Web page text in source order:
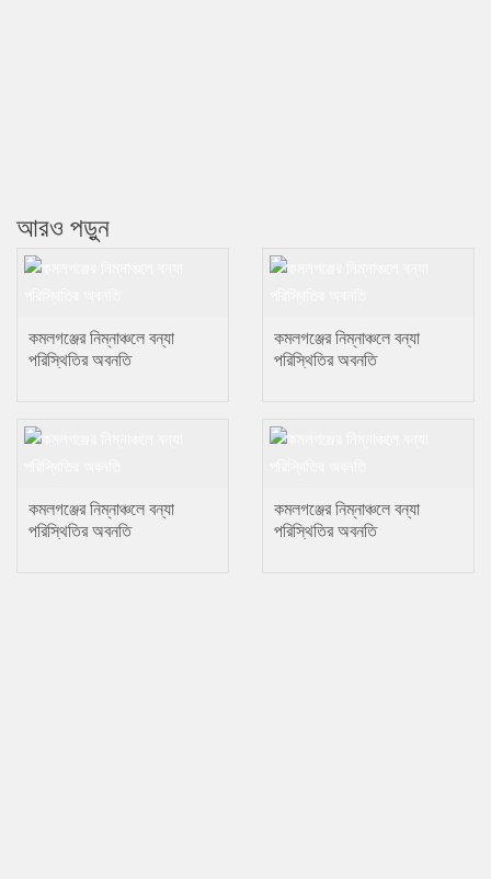
আরও পড়ুন
কমলগঞ্জের নিম্নাঞ্চলে বন্যা
পরিস্থিতির অবনতি
কমলগঞ্জের নিম্নাঞ্চলে বন্যা
পরিস্থিতির অবনতি
কমলগঞ্জের নিম্নাঞ্চলে বন্যা
পরিস্থিতির অবনতি
কমলগঞ্জের নিম্নাঞ্চলে বন্যা
পরিস্থিতির অবনতি